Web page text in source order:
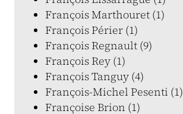
François Marthouret (1)
François Périer (1)
François Regnault (9)
François Rey (1)
François Tanguy (4)
François-Michel Pesenti (1)
Françoise Brion (1)